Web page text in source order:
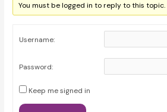
You must be logged in to reply to this topic.
Username:
Password:
Keep me signed in